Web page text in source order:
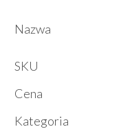
Nazwa
SKU
Cena
Kategoria